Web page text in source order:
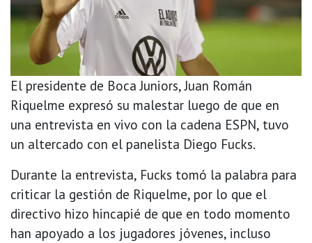
El presidente de Boca Juniors, Juan Román
Riquelme expresó su malestar luego de que en
una entrevista en vivo con la cadena ESPN, tuvo
un altercado con el panelista Diego Fucks.
Durante la entrevista, Fucks tomó la palabra para
criticar la gestión de Riquelme, por lo que el
directivo hizo hincapié de que en todo momento
han apoyado a los jugadores jóvenes, incluso